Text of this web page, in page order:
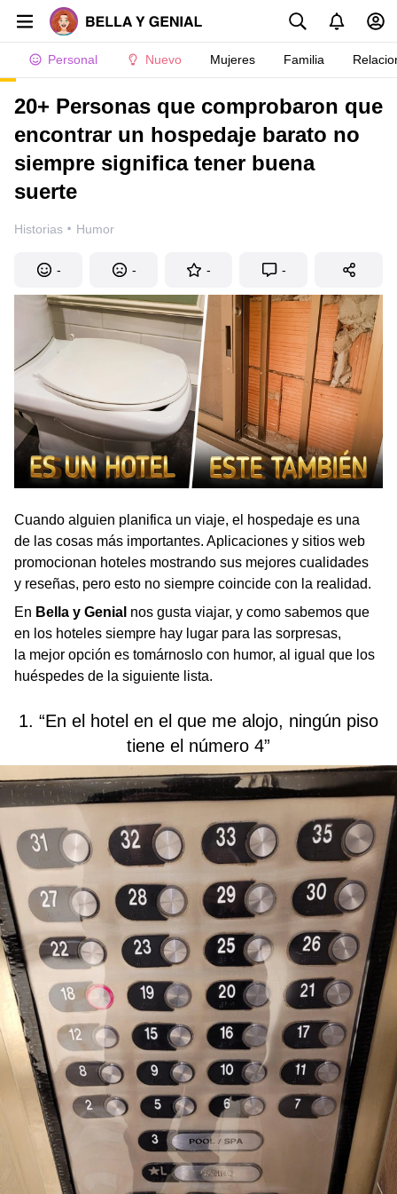
Personal Nuevo Mujeres Familia
20+ Personas que comprobaron que
encontrar un hospedaje barato no
siempre significa tener buena
suerte
Historias · Humor
- - - -
Cuando alguien planifica un viaje, el hospedaje es una
de las cosas más importantes. Aplicaciones y sitios web
promocionan hoteles mostrando sus mejores cualidades
y reseñas, pero esto no siempre coincide con la realidad.
En Bella y Genial nos gusta viajar, y como sabemos que
en los hoteles siempre hay lugar para las sorpresas,
la mejor opción es tomárnoslo con humor, al igual que los
huéspedes de la siguiente lista.
1. “En el hotel en el que me alojo, ningún piso
tiene el número 4”